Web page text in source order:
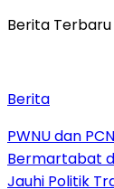
Berita Terbaru
Berita
PWNU dan
Bermartabat
Jauhi Politik